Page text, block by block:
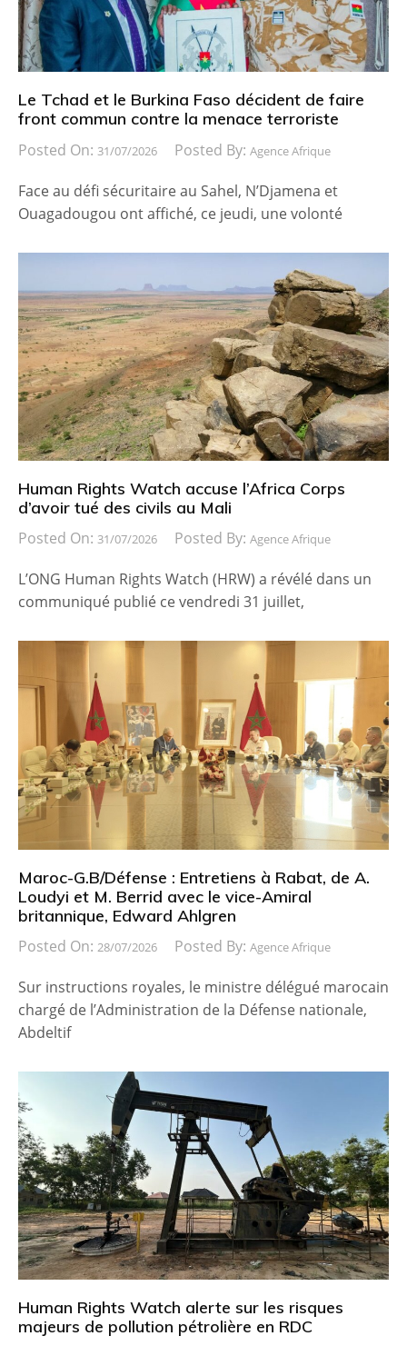
Le Tchad et le Burkina Faso décident de faire
front commun contre la menace terroriste
Posted On: 31/07/2026 Posted By: Agence Afrique
Face au défi sécuritaire au Sahel, N’Djamena et
Ouagadougou ont affiché, ce jeudi, une volonté
Human Rights Watch accuse l’Africa Corps
d’avoir tué des civils au Mali
Posted On: 31/07/2026 Posted By: Agence Afrique
L’ONG Human Rights Watch (HRW) a révélé dans un
communiqué publié ce vendredi 31 juillet,
Maroc-G.B/Défense : Entretiens à Rabat, de A.
Loudyi et M. Berrid avec le vice-Amiral
britannique, Edward Ahlgren
Posted On: 28/07/2026 Posted By: Agence Afrique
Sur instructions royales, le ministre délégué marocain
chargé de l’Administration de la Défense nationale,
Abdeltif
Human Rights Watch alerte sur les risques
majeurs de pollution pétrolière en RDC